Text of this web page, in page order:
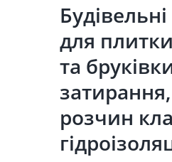
для
та
розчин